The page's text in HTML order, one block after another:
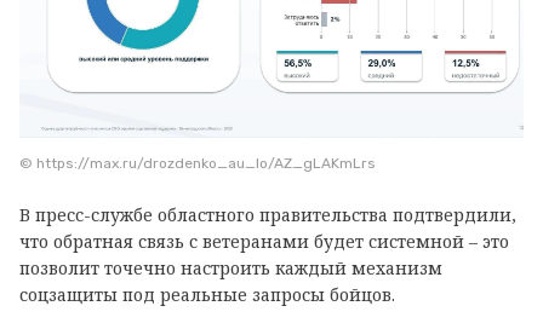
© https://max.ru/drozdenko_au_lo/AZ_gLAKmLrs
В пресс-службе областного правительства подтвердили,
что обратная связь с ветеранами будет системной – это
позволит точечно настроить каждый механизм
соцзащиты под реальные запросы бойцов.